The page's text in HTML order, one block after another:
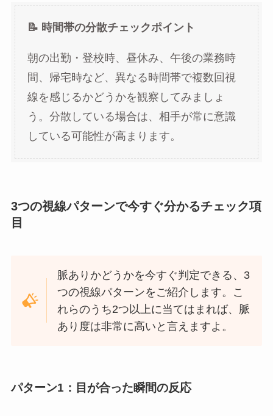
📝 時間帯の分散チェックポイント
朝の出勤・登校時、昼休み、午後の業務時
間、帰宅時など、異なる時間帯で複数回視
線を感じるかどうかを観察してみましょ
う。分散している場合は、相手が常に意識
している可能性が高まります。
3つの視線パターンで今すぐ分かるチェック項
目
脈ありかどうかを今すぐ判定できる、3
つの視線パターンをご紹介します。こ
れらのうち2つ以上に当てはまれば、脈
あり度は非常に高いと言えますよ。
パターン1：目が合った瞬間の反応